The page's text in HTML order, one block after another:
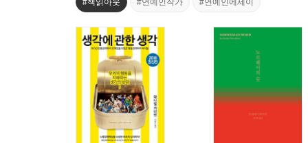
#책읽아웃 #연예인작가 #연예인에세이